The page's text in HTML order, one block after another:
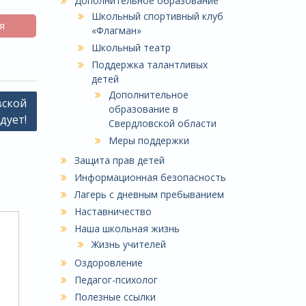
Школьный спортивный клуб
«Флагман»
Школьный театр
Поддержка талантливых
детей
Дополнительное
образование в
Свердловской области
Меры поддержки
Защита прав детей
Информационная безопасность
Лагерь с дневным пребыванием
Наставничество
Наша школьная жизнь
Жизнь учителей
Оздоровление
Педагог-психолог
Полезные ссылки